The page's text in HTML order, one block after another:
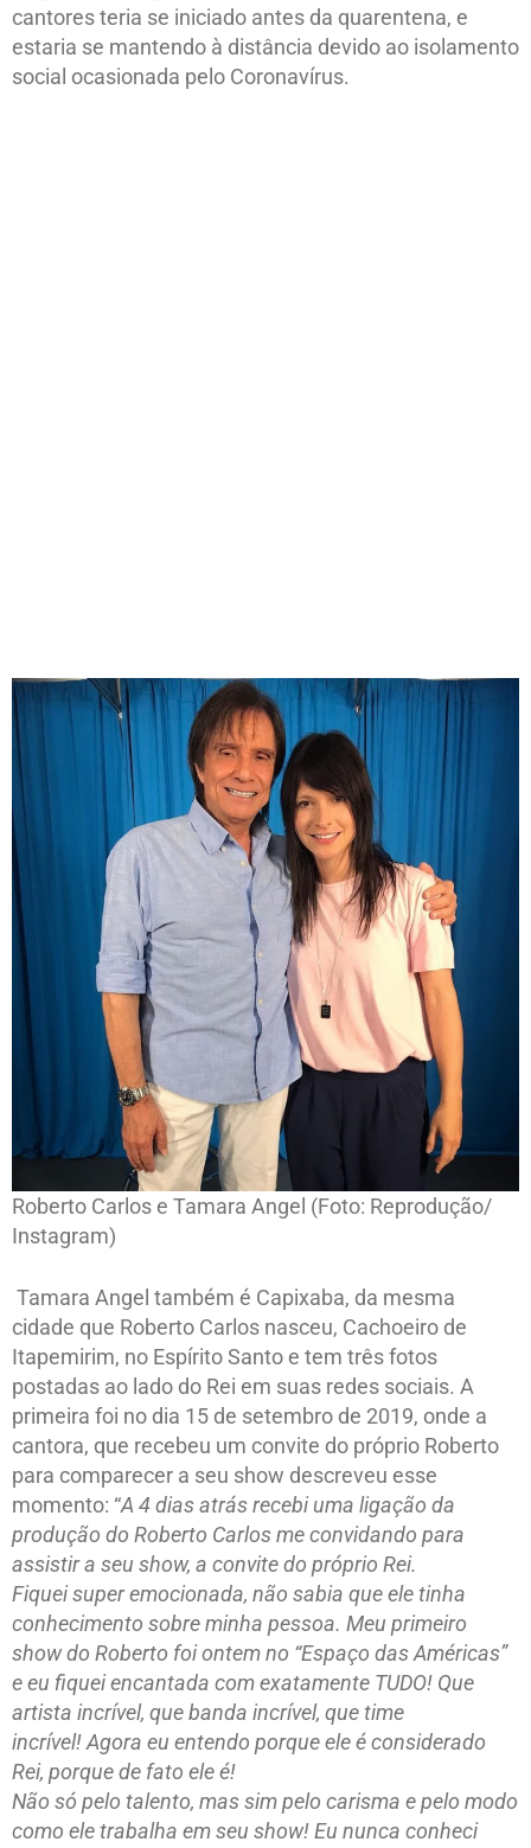
cantores teria se iniciado antes da quarentena, e
estaria se mantendo à distância devido ao isolamento
social ocasionada pelo Coronavírus.
Roberto Carlos e Tamara Angel (Foto: Reprodução/
Instagram)
Tamara Angel também é Capixaba, da mesma
cidade que Roberto Carlos nasceu, Cachoeiro de
Itapemirim, no Espírito Santo e tem três fotos
postadas ao lado do Rei em suas redes sociais. A
primeira foi no dia 15 de setembro de 2019, onde a
cantora, que recebeu um convite do próprio Roberto
para comparecer a seu show descreveu esse
momento: “A 4 dias atrás recebi uma ligação da
produção do Roberto Carlos me convidando para
assistir a seu show, a convite do próprio Rei.
Fiquei super emocionada, não sabia que ele tinha
conhecimento sobre minha pessoa. Meu primeiro
show do Roberto foi ontem no “Espaço das Américas”
e eu fiquei encantada com exatamente TUDO! Que
artista incrível, que banda incrível, que time
incrível! Agora eu entendo porque ele é considerado
Rei, porque de fato ele é!
Não só pelo talento, mas sim pelo carisma e pelo modo
como ele trabalha em seu show! Eu nunca conheci